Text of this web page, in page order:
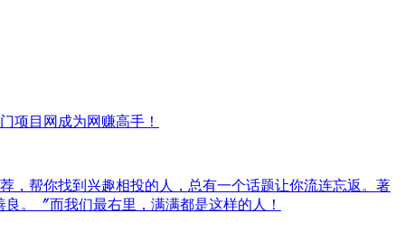
项目网成为网赚高手！
，帮你找到兴趣相投的人，总有一个话题让你流连忘返。著
。〞而我们最右里，满满都是这样的人！